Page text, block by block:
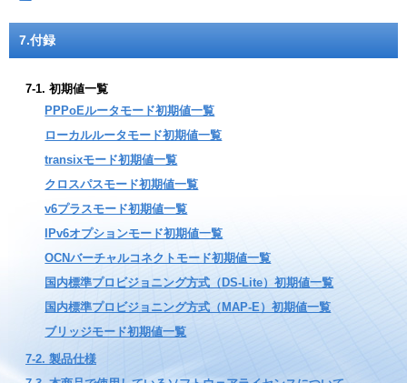
7.付録
7-1. 初期値一覧
PPPoEルータモード初期値一覧
ローカルルータモード初期値一覧
transixモード初期値一覧
クロスパスモード初期値一覧
v6プラスモード初期値一覧
IPv6オプションモード初期値一覧
OCNバーチャルコネクトモード初期値一覧
国内標準プロビジョニング方式（DS-Lite）初期値⼀覧
国内標準プロビジョニング方式（MAP-E）初期値⼀覧
ブリッジモード初期値一覧
7-2. 製品仕様